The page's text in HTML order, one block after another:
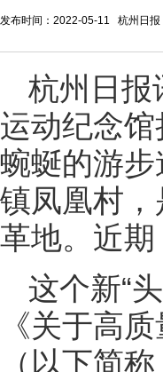
发布时间：2022-05-11 杭州日报
杭州日报
运动纪念
蜿蜒的游
镇凤凰村
革地。近
这个新“
《关于高
（以下简